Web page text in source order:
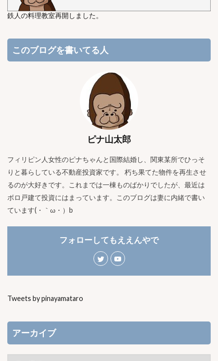
鉄人の料理教室再開しました。
このブログを書いてる人
ピナ山太郎
フィリピン人女性のピナちゃんと国際結婚し、関東某所でひっそ
りと暮らしている不動産投資家です。 朽ち果てた物件を再生させ
るのが大好きです。これまでは一棟ものばかりでしたが、最近は
ボロ戸建て投資にはまっています。このブログは妻に内緒で書い
ています(・｀ω・）b
フォローしてもええんやで
Tweets by pinayamataro
アーカイブ